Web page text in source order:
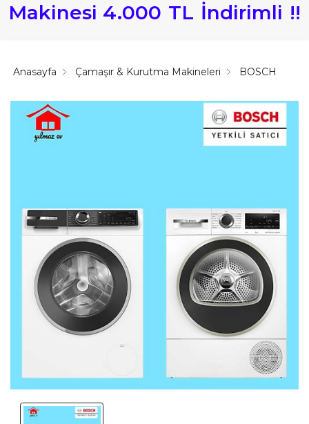
Makinesi 4.000 TL İndirimli !!
Anasayfa Çamaşır & Kurutma Makineleri BOSCH